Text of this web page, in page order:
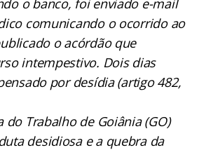
o banco, foi enviado e-mail
comunicando o ocorrido ao
o acórdão que
intempestivo. Dois dias
por desídia (artigo 482,
do Trabalho de Goiânia (GO)
desidiosa e a quebra da